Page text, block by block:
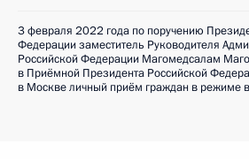
3 февраля 2022 года по поручению
Федерации заместитель Руководителя
Российской Федерации Магомедсалам
в Приёмной Президента Российской
в Москве личный приём граждан в режиме